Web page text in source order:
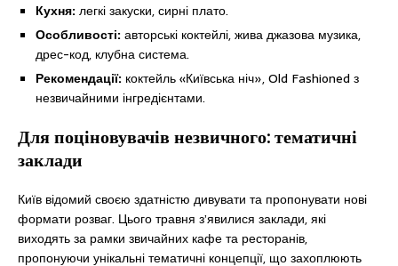
Кухня:легкі закуски, сирні плато.
Особливості:авторські коктейлі, жива джазова музика,
дрес-код, клубна система.
Рекомендації: коктейль «Київська ніч», Old Fashioned з
незвичайними інгредієнтами.
Для поціновувачів незвичного: тематичні
заклади
Київ відомий своєю здатністю дивувати та пропонувати нові
формати розваг. Цього травня з’явилися заклади, які
виходять за рамки звичайних кафе та ресторанів,
пропонуючи унікальні тематичні концепції, що захоплюють